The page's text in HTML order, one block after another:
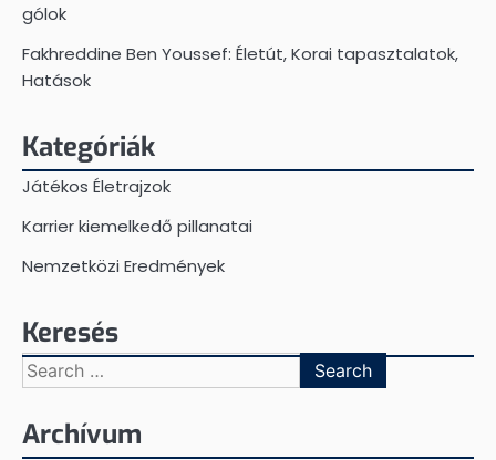
gólok
Fakhreddine Ben Youssef: Életút, Korai tapasztalatok,
Hatások
Kategóriák
Játékos Életrajzok
Karrier kiemelkedő pillanatai
Nemzetközi Eredmények
Keresés
Search
for:
Archívum